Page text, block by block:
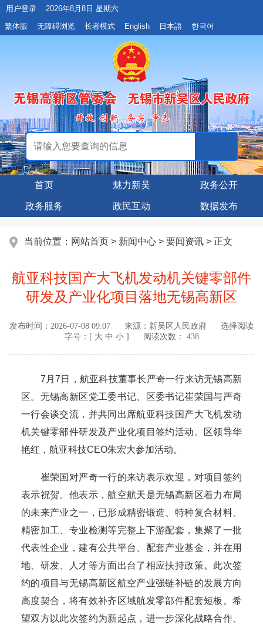
用户登录
2026年8月8日 星期六
繁体版
无障碍浏览 长者模式 English 日本語 한국어
首页 魅力新吴 政务公开
政务服务 政民互动 数据发布
当前位置： 网站首页 > 新闻中心 > 要闻资讯 > 正文
航亚科技国产大飞机发动机关键零部件
研发及产业化项目落地无锡高新区
发布时间： 2026-07-08 09:07 来源： 新吴区人民政府
选择阅读
字号：[ 大 中 小] 阅读次数： 438
7月7日，航亚科技董事长严奇一行来访无锡高新
区。无锡高新区党工委书记、区委书记崔荣国与严奇
一行会谈交流，并共同出席航亚科技国产大飞机发动
机关键零部件研发及产业化项目签约活动。区领导华
艳红，航亚科技CEO朱宏大参加活动。
崔荣国对严奇一行的来访表示欢迎，对项目签约
表示祝贺。他表示，航空航天是无锡高新区着力布局
的未来产业之一，已形成精密锻造、特种复合材料、
精密加工、专业检测等完整上下游配套，集聚了一批
代表性企业，建有公共平台、配套产业基金，并在用
地、研发、人才等方面出台了相应扶持政策。此次签
约的项目与无锡高新区航空产业强链补链的发展方向
高度契合，将有效补齐区域航发零部件配套短板。希
望双方以此次签约为新起点，进一步深化战略合作、